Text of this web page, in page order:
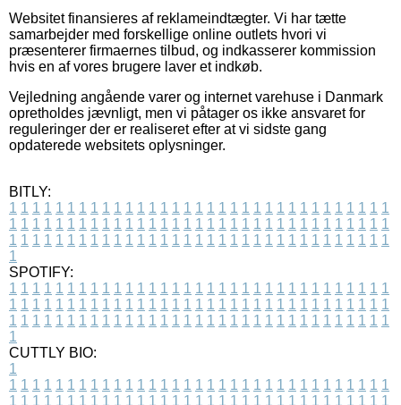
Websitet finansieres af reklameindtægter. Vi har tætte
samarbejder med forskellige online outlets hvori vi
præsenterer firmaernes tilbud, og indkasserer kommission
hvis en af vores brugere laver et indkøb.
Vejledning angående varer og internet varehuse i Danmark
opretholdes jævnligt, men vi påtager os ikke ansvaret for
reguleringer der er realiseret efter at vi sidste gang
opdaterede websitets oplysninger.
BITLY:
1 1 1 1 1 1 1 1 1 1 1 1 1 1 1 1 1 1 1 1 1 1 1 1 1 1 1 1 1 1 1 1 1
1 1 1 1 1 1 1 1 1 1 1 1 1 1 1 1 1 1 1 1 1 1 1 1 1 1 1 1 1 1 1 1 1
1 1 1 1 1 1 1 1 1 1 1 1 1 1 1 1 1 1 1 1 1 1 1 1 1 1 1 1 1 1 1 1 1
1
SPOTIFY:
1 1 1 1 1 1 1 1 1 1 1 1 1 1 1 1 1 1 1 1 1 1 1 1 1 1 1 1 1 1 1 1 1
1 1 1 1 1 1 1 1 1 1 1 1 1 1 1 1 1 1 1 1 1 1 1 1 1 1 1 1 1 1 1 1 1
1 1 1 1 1 1 1 1 1 1 1 1 1 1 1 1 1 1 1 1 1 1 1 1 1 1 1 1 1 1 1 1 1
1
CUTTLY BIO:
1
1 1 1 1 1 1 1 1 1 1 1 1 1 1 1 1 1 1 1 1 1 1 1 1 1 1 1 1 1 1 1 1 1
1 1 1 1 1 1 1 1 1 1 1 1 1 1 1 1 1 1 1 1 1 1 1 1 1 1 1 1 1 1 1 1 1